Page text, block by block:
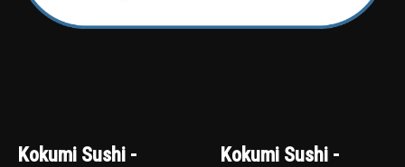
Kokumi Sushi -
Kokumi Sushi -